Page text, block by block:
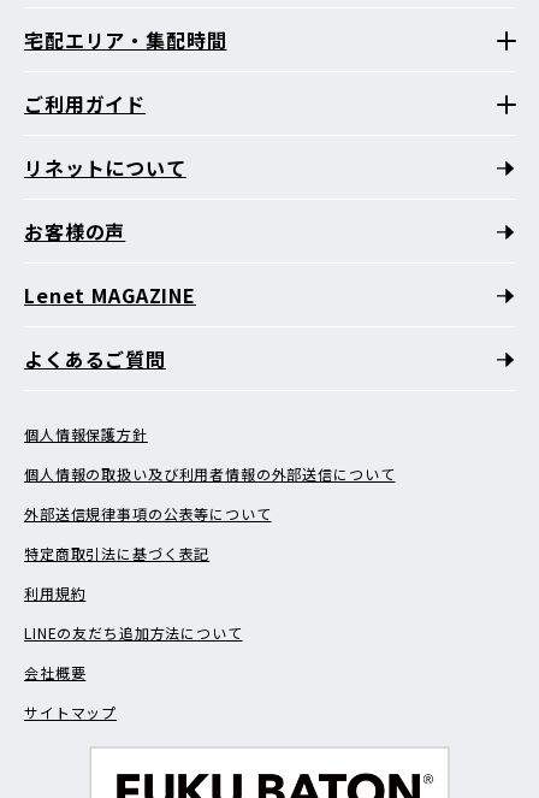
宅配エリア・集配時間
ご利用ガイド
リネットについて
お客様の声
Lenet MAGAZINE
よくあるご質問
個人情報保護方針
個人情報の取扱い及び利用者情報の外部送信について
外部送信規律事項の公表等について
特定商取引法に基づく表記
利用規約
LINEの友だち追加方法について
会社概要
サイトマップ